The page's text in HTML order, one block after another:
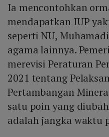
Ia mencontohkan
mendapatkan IUP
seperti NU,
agama lainnya.
merevisi Peraturan
2021 tentang
Pertambangan
satu poin yang
adalah jangka waktu